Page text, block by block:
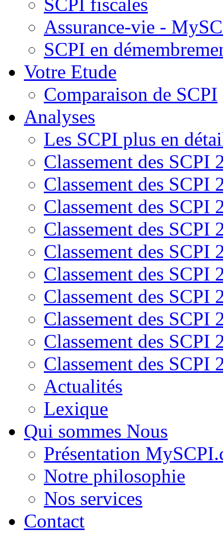
SCPI fiscales
Assurance-vie -
SCPI en
Votre Etude
Comparaison de SCPI
Analyses
Les SCPI plus en
Classement des SCPI
Classement des SCPI
Classement des SCPI
Classement des SCPI
Classement des SCPI
Classement des SCPI
Classement des SCPI
Classement des SCPI
Classement des SCPI
Classement des SCPI
Actualités
Lexique
Qui sommes Nous
Présentation
Notre philosophie
Nos services
Contact